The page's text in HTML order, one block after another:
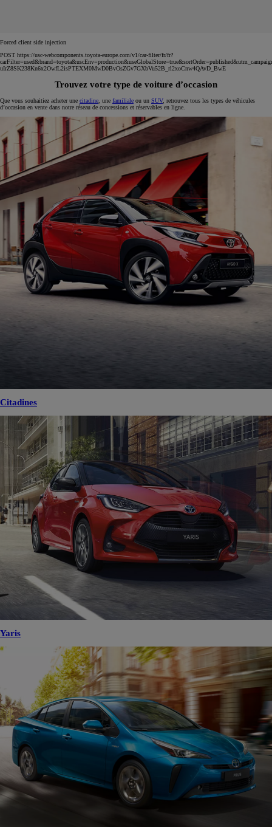
Forced client side injection
POST https://usc-webcomponents.toyota-europe.com/v1/car-filter/fr/fr?
uIrZ8SK238Kn6x2OwfL2isPTEXM0MwD0BvOsZGv7GXbVu52B_rl2xoCnw4QAvD_BwE
Trouvez votre type de voiture d’occasion
Que vous souhaitiez acheter une citadine , une familiale ou un SUV, retrouvez tous les types de véhicules
d’occasion en vente dans notre réseau de concessions et réservables en ligne.
Citadines
Yaris